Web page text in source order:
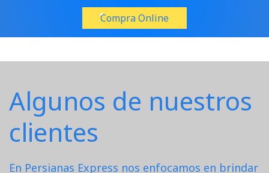
Compra Online
Algunos de nuestros
clientes
En Persianas Express nos enfocamos en brindar